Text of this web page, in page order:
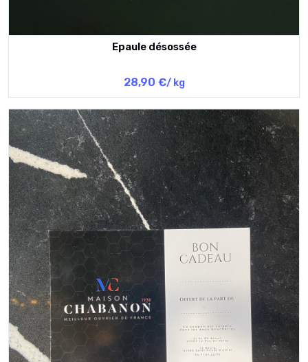
Epaule désossée
28,90 €/ kg